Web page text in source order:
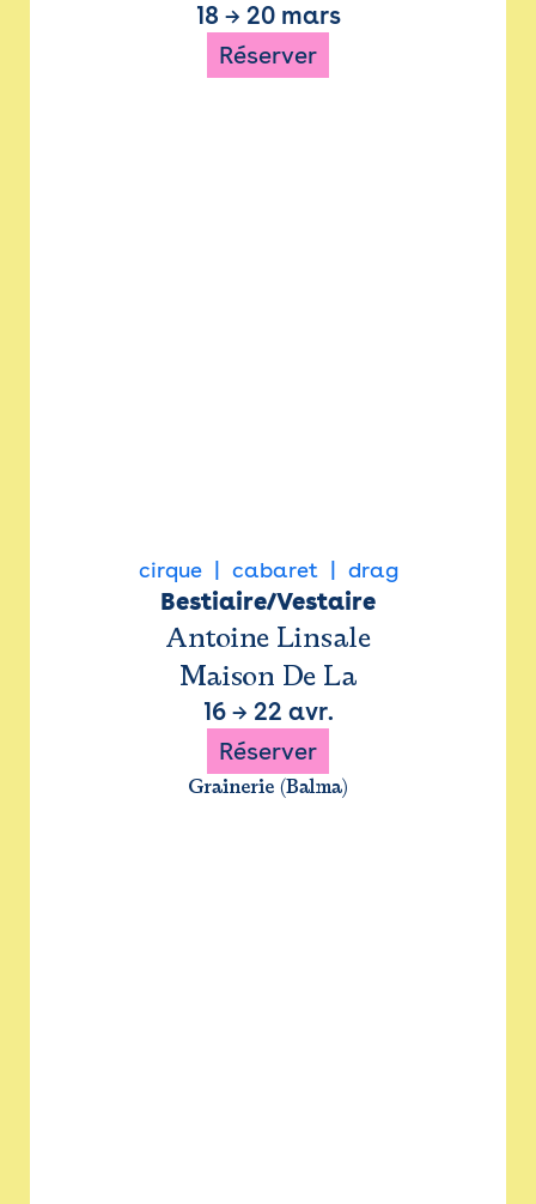
18 → 20 mars
Réserver
cirque cabaret drag
Bestiaire/Vestaire
Antoine Linsale
Maison De La
16→ 22 avr.
Réserver
Grainerie (Balma)